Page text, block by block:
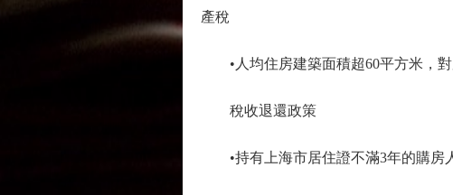
產稅
•人均住房建築面積超60平方米，對
稅收退還政策
•持有上海市居住證不滿3年的購房